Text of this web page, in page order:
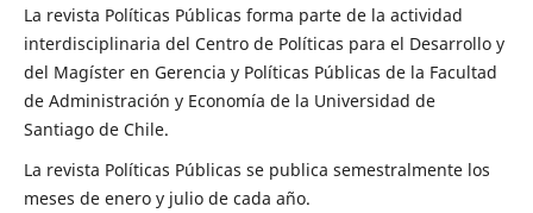
La revista Políticas Públicas forma parte de la actividad
interdisciplinaria del Centro de Políticas para el Desarrollo y
del Magíster en Gerencia y Políticas Públicas de la Facultad
de Administración y Economía de la Universidad de
Santiago de Chile.
La revista Políticas Públicas se publica semestralmente los
meses de enero y julio de cada año.